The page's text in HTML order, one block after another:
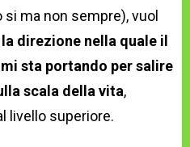
ma non sempre), vuol
direzione nella quale il
sta portando per salire
scala della vita,
livello superiore.